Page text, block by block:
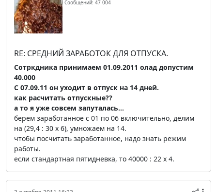
Сообщений: 47 004
RE: СРЕДНИЙ ЗАРАБОТОК ДЛЯ ОТПУСКА.
Сотркдника принимаем 01.09.2011 олад допустим
40.000
С 07.09.11 он уходит в отпуск на 14 дней.
как расчитать отпускные??
а то я уже совсем запуталась...
берем заработанное с 01 по 06 включительно, делим
на (29,4 : 30 х 6), умножаем на 14.
чтобы посчитать заработанное, надо знать режим
работы.
если стандартная пятидневка, то 40000 : 22 х 4.